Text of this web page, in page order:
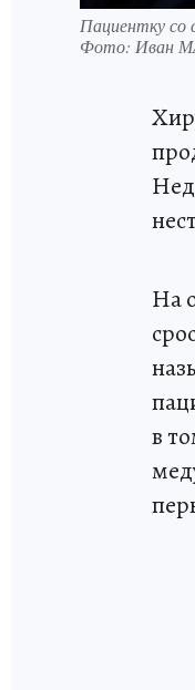
Пациентку со
Фото: Иван
На
в